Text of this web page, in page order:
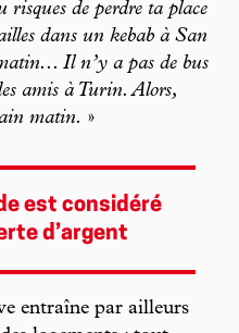
risques de perdre ta place
dans un kebab à San
Il n’y a pas de bus
amis à Turin. Alors,
matin. »
est considéré
d’argent
entraîne par ailleurs